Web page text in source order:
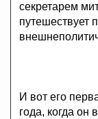
секретарем
путешествует
И вот его
года, когда он